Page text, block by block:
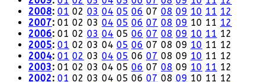
2008: 01 02 03 04 05 06 07 08 09 10 11 12
2007: 01 02 03 04 05 06 07 08 09 10 11 12
2006: 01 02 03 04 05 06 07 08 09 10 11 12
2005: 01 02 03 04 05 06 07 08 09 10 11 12
2004: 01 02 03 04 05 06 07 08 09 10 11 12
2003: 01 02 03 04 05 06 07 08 09 10 11 12
2002: 01 02 03 04 05 06 07 08 09 10 11 12